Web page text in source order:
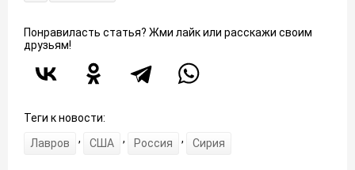
Понравиласть статья? Жми лайк или расскажи своим
друзьям!
Теги к новости:
Лавров
, США , Россия , Сирия